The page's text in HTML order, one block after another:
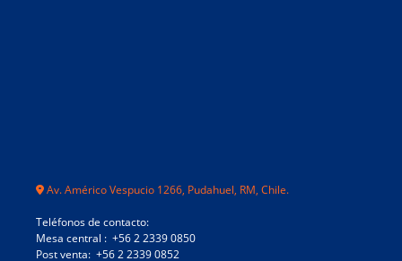
Av. Américo Vespucio 1266, Pudahuel, RM, Chile.
Teléfonos de contacto:
Mesa central : +56 2 2339 0850
Post venta: +56 2 2339 0852